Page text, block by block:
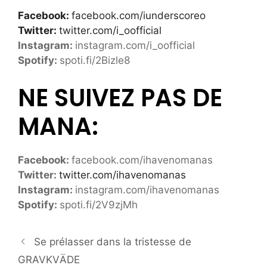
Facebook: facebook.com/iunderscoreo
Twitter: twitter.com/i_oofficial
Instagram: instagram.com/i_oofficial
Spotify: spoti.fi/2Bizle8
NE SUIVEZ PAS DE
MANA:
Facebook: facebook.com/ihavenomanas
Twitter: twitter.com/ihavenomanas
Instagram: instagram.com/ihavenomanas
Spotify: spoti.fi/2V9zjMh
Se prélasser dans la tristesse de
GRAVKVӒDE